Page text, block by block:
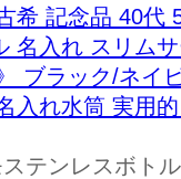
希 記念品 40
名入れ スリム
ブラック/ネイ
入れ水筒 実用
テンレスボト